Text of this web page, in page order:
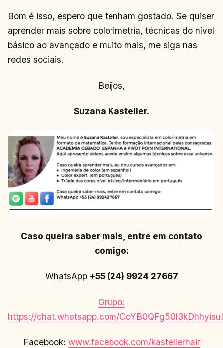
Bom é isso, espero que tenham gostado. Se quiser
aprender mais sobre colorimetria, técnicas do nível
básico ao avançado e muito mais, me siga nas
redes sociais.
Beijos,
Suzana Kasteller.
Caso queira saber mais, entre em contato
comigo:
WhatsApp+55 (24) 9924 27667
Grupo:
https://chat.whatsapp.com/
Facebook: www.facebook.com/kastellerhair